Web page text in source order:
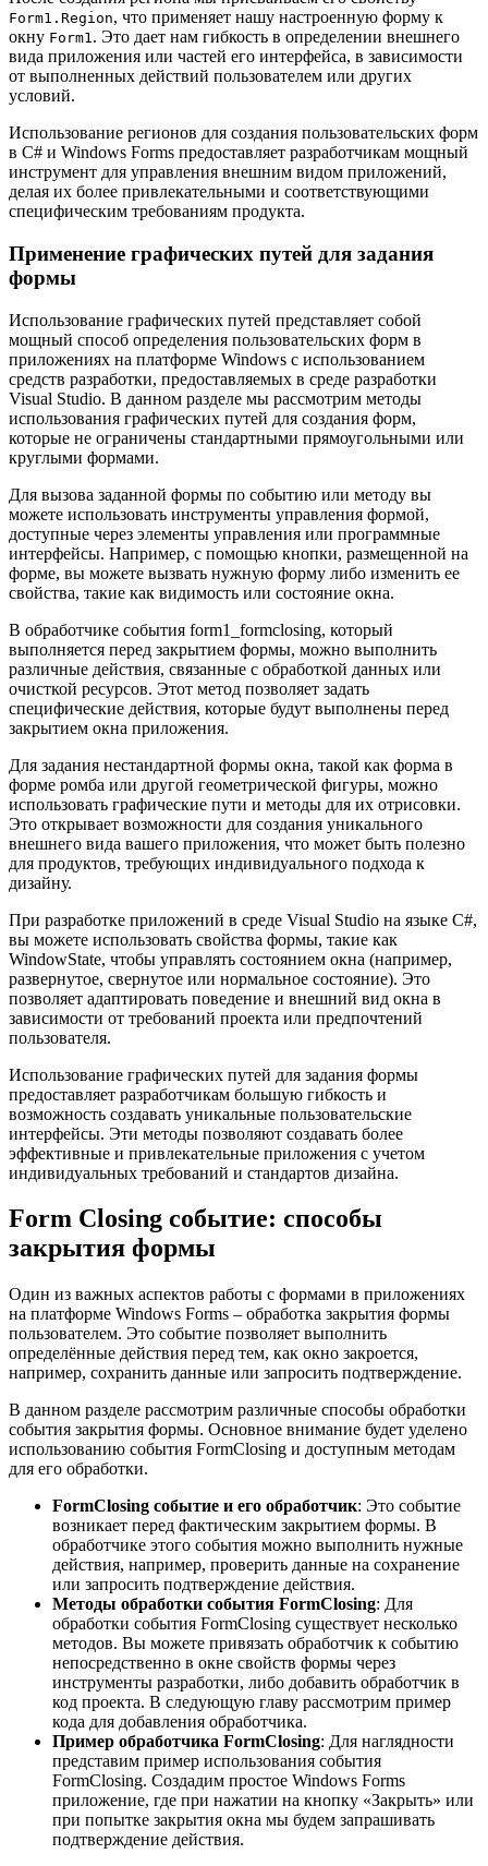
Form1.Region, что применяет нашу настроенную форму к
окну Form1. Это дает нам гибкость в определении внешнего
вида приложения или частей его интерфейса, в зависимости
от выполненных действий пользователем или других
условий.
Использование регионов для создания пользовательских форм
в C# и Windows Forms предоставляет разработчикам мощный
инструмент для управления внешним видом приложений,
делая их более привлекательными и соответствующими
специфическим требованиям продукта.
Применение графических путей для задания
формы
Использование графических путей представляет собой
мощный способ определения пользовательских форм в
приложениях на платформе Windows с использованием
средств разработки, предоставляемых в среде разработки
Visual Studio. В данном разделе мы рассмотрим методы
использования графических путей для создания форм,
которые не ограничены стандартными прямоугольными или
круглыми формами.
Для вызова заданной формы по событию или методу вы
можете использовать инструменты управления формой,
доступные через элементы управления или программные
интерфейсы. Например, с помощью кнопки, размещенной на
форме, вы можете вызвать нужную форму либо изменить ее
свойства, такие как видимость или состояние окна.
В обработчике события form1_formclosing, который
выполняется перед закрытием формы, можно выполнить
различные действия, связанные с обработкой данных или
очисткой ресурсов. Этот метод позволяет задать
специфические действия, которые будут выполнены перед
закрытием окна приложения.
Для задания нестандартной формы окна, такой как форма в
форме ромба или другой геометрической фигуры, можно
использовать графические пути и методы для их отрисовки.
Это открывает возможности для создания уникального
внешнего вида вашего приложения, что может быть полезно
для продуктов, требующих индивидуального подхода к
дизайну.
При разработке приложений в среде Visual Studio на языке C#,
вы можете использовать свойства формы, такие как
WindowState, чтобы управлять состоянием окна (например,
развернутое, свернутое или нормальное состояние). Это
позволяет адаптировать поведение и внешний вид окна в
зависимости от требований проекта или предпочтений
пользователя.
Использование графических путей для задания формы
предоставляет разработчикам большую гибкость и
возможность создавать уникальные пользовательские
интерфейсы. Эти методы позволяют создавать более
эффективные и привлекательные приложения с учетом
индивидуальных требований и стандартов дизайна.
Form Closing событие: способы
закрытия формы
Один из важных аспектов работы с формами в приложениях
на платформе Windows Forms – обработка закрытия формы
пользователем. Это событие позволяет выполнить
определённые действия перед тем, как окно закроется,
например, сохранить данные или запросить подтверждение.
В данном разделе рассмотрим различные способы обработки
события закрытия формы. Основное внимание будет уделено
использованию события FormClosing и доступным методам
для его обработки.
FormClosing событие и его обработчик: Это событие
возникает перед фактическим закрытием формы. В
обработчике этого события можно выполнить нужные
действия, например, проверить данные на сохранение
или запросить подтверждение действия.
Методы обработки события FormClosing: Для
обработки события FormClosing существует несколько
методов. Вы можете привязать обработчик к событию
непосредственно в окне свойств формы через
инструменты разработки, либо добавить обработчик в
код проекта. В следующую главу рассмотрим пример
кода для добавления обработчика.
Пример обработчика FormClosing: Для наглядности
представим пример использования события
FormClosing. Создадим простое Windows Forms
приложение, где при нажатии на кнопку «Закрыть» или
при попытке закрытия окна мы будем запрашивать
подтверждение действия.